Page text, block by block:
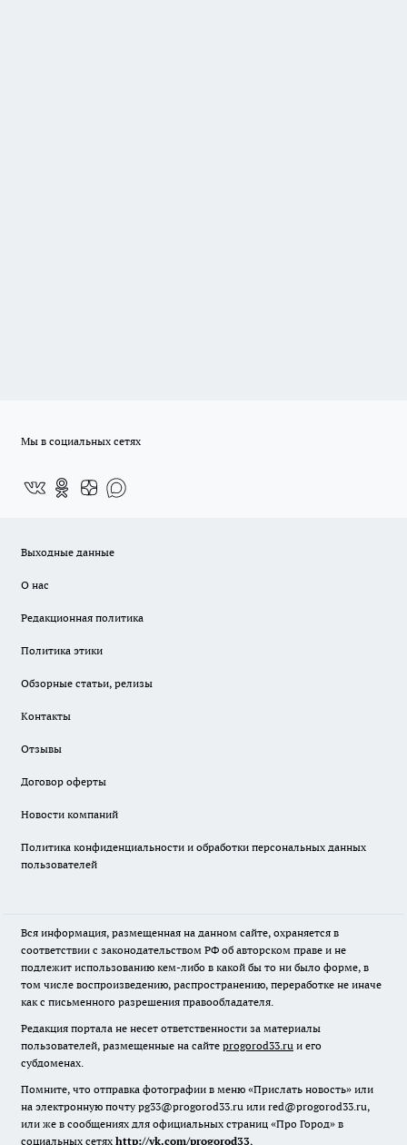
Мы в социальных сетях
Выходные данные
О нас
Редакционная политика
Политика этики
Обзорные статьи, релизы
Контакты
Отзывы
Договор оферты
Новости компаний
Политика конфиденциальности и обработки персональных данных
пользователей
Вся информация, размещенная на данном сайте, охраняется в
соответствии с законодательством РФ об авторском праве и не
подлежит использованию кем-либо в какой бы то ни было форме, в
том числе воспроизведению, распространению, переработке не иначе
как с письменного разрешения правообладателя.
Редакция портала не несет ответственности за материалы
пользователей, размещенные на сайте progorod33.ru и его
субдоменах.
Помните, что отправка фотографии в меню «Прислать новость» или
на электронную почту pg33@progorod33.ru или red@progorod33.ru,
или же в сообщениях для официальных страниц «Про Город» в
социальных сетях http://vk.com/progorod33,